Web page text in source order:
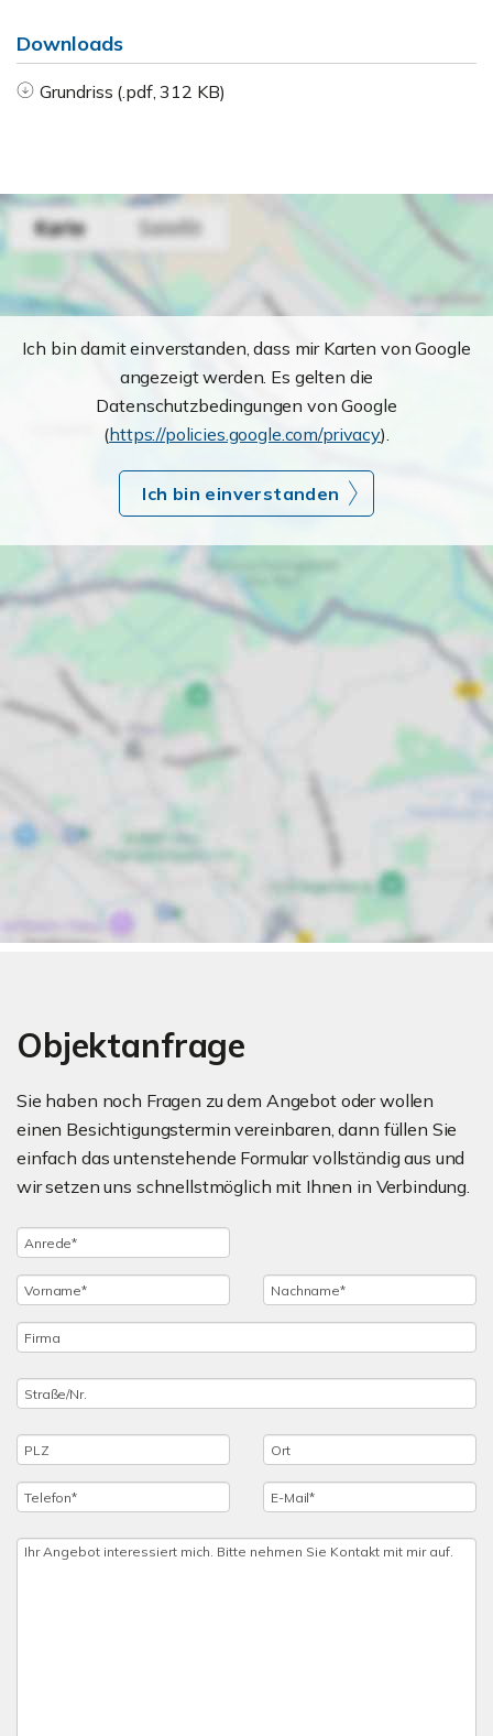
Downloads
Grundriss (.pdf, 312 KB)
Ich bin damit einverstanden, dass mir Karten von Google
angezeigt werden. Es gelten die
Datenschutzbedingungen von Google
(https://policies.google.com/privacy).
Ich bin einverstanden
Objektanfrage
Sie haben noch Fragen zu dem Angebot oder wollen
einen Besichtigungstermin vereinbaren, dann füllen Sie
einfach das untenstehende Formular vollständig aus und
wir setzen uns schnellstmöglich mit Ihnen in Verbindung.